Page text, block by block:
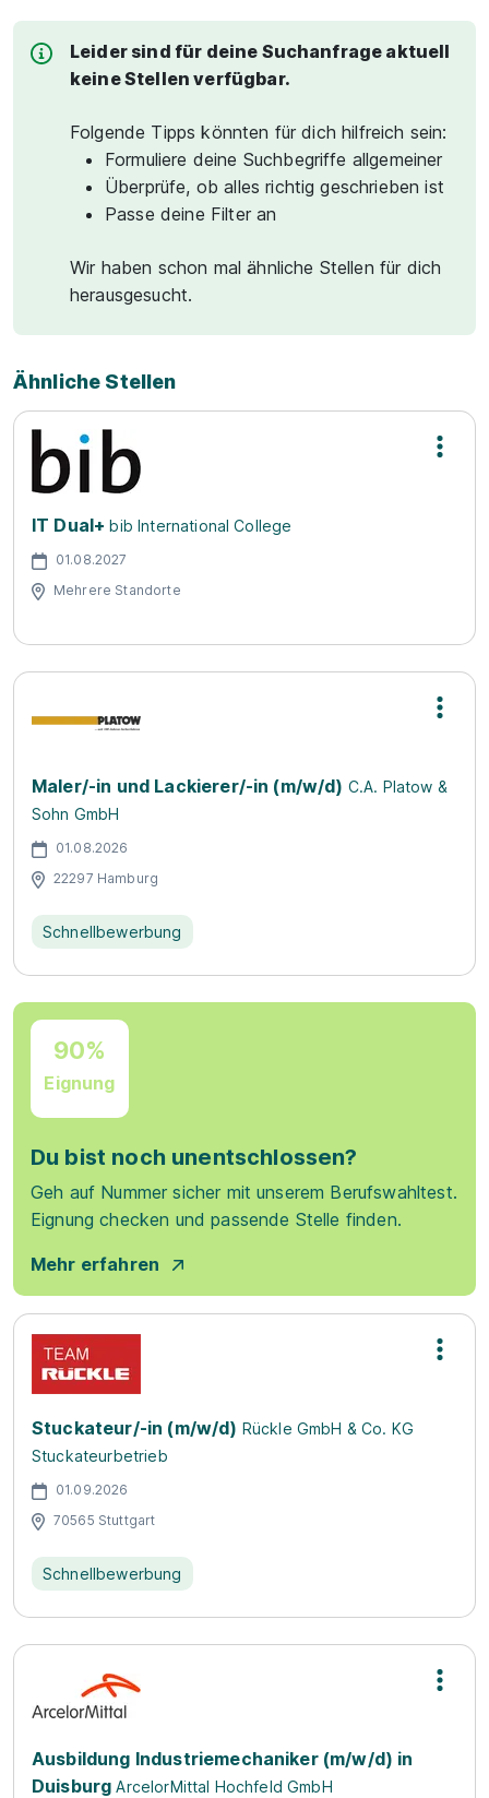
Leider sind für deine Suchanfrage aktuell
keine Stellen verfügbar.
Folgende Tipps könnten für dich hilfreich sein:
Formuliere deine Suchbegriffe allgemeiner
Überprüfe, ob alles richtig geschrieben ist
Passe deine Filter an
Wir haben schon mal ähnliche Stellen für dich
herausgesucht.
Ähnliche Stellen
IT Dual+ bib International College
01.08.2027
Mehrere Standorte
Maler/-in und Lackierer/-in (m/w/d) C.A. Platow &
Sohn GmbH
01.08.2026
22297 Hamburg
Schnellbewerbung
90%
Eignung
Du bist noch unentschlossen?
Geh auf Nummer sicher mit unserem Berufswahltest.
Eignung checken und passende Stelle finden.
Mehr erfahren
Stuckateur/-in (m/w/d) Rückle GmbH & Co. KG
Stuckateurbetrieb
01.09.2026
70565 Stuttgart
Schnellbewerbung
Ausbildung Industriemechaniker (m/w/d) in
Duisburg ArcelorMittal Hochfeld GmbH